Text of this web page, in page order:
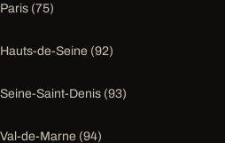
Paris (75)
Hauts-de-Seine (92)
Seine-Saint-Denis (93)
Val-de-Marne (94)